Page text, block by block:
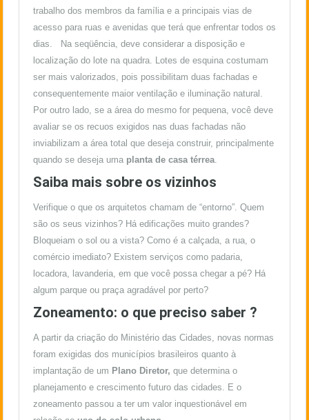
trabalho dos membros da família e a principais vias de
acesso para ruas e avenidas que terá que enfrentar todos os
dias. Na seqüência, deve considerar a disposição e
localização do lote na quadra. Lotes de esquina costumam
ser mais valorizados, pois possibilitam duas fachadas e
consequentemente maior ventilação e iluminação natural.
Por outro lado, se a área do mesmo for pequena, você deve
avaliar se os recuos exigidos nas duas fachadas não
inviabilizam a área total que deseja construir, principalmente
quando se deseja uma planta de casa térrea
Saiba mais sobre os vizinhos
Verifique o que os arquitetos chamam de “entorno”. Quem
são os seus vizinhos? Há edificações muito grandes?
Bloqueiam o sol ou a vista? Como é a calçada, a rua, o
comércio imediato? Existem serviços como padaria,
locadora, lavanderia, em que você possa chegar a pé? Há
algum parque ou praça agradável por perto?
Zoneamento: o que preciso saber ?
A partir da criação do Ministério das Cidades, novas normas
foram exigidas dos municípios brasileiros quanto à
implantação de um Plano Diretor, que determina o
planejamento e crescimento futuro das cidades. E o
zoneamento passou a ter um valor inquestionável em